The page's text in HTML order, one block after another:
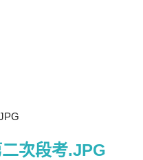
次段考.JPG